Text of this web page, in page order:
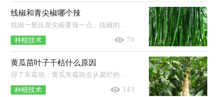
线椒和青尖椒哪个辣
种植技术 70
黄瓜苗叶子干枯什么原因
种植技术 143